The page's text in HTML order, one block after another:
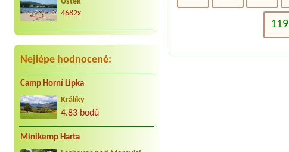
kar. cca 25 let do Jindřiše vždy
radostně. Děkujeme Vaculovi, Brno.
4682x
Nejlépe hodnocené:
Camp Horní Lipka
Králíky
4.83 bodů
Minikemp Harta
119